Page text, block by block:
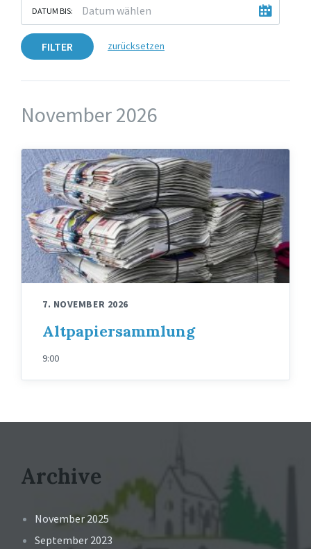
DATUM BIS:
FILTER zurücksetzen
November 2026
Altpapier
7. NOVEMBER 2026
Altpapiersammlung
9:00
Archive
November 2025
September 2023